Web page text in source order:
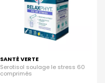
SANTÉ VERTE
Serotisol soulage le stress 60
comprimés